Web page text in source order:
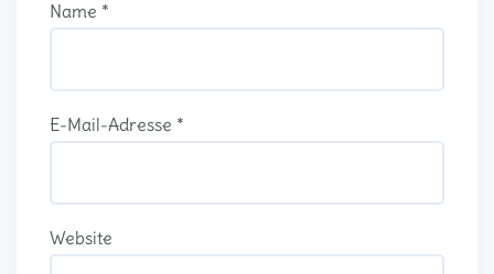
Name *
E-Mail-Adresse *
Website